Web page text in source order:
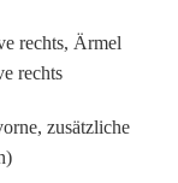
rechts, Ärmel
rechts
zusätzliche